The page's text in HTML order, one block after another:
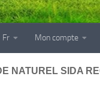
Fr Mon compte
NATUREL SIDA